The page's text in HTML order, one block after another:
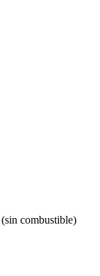
combustible)